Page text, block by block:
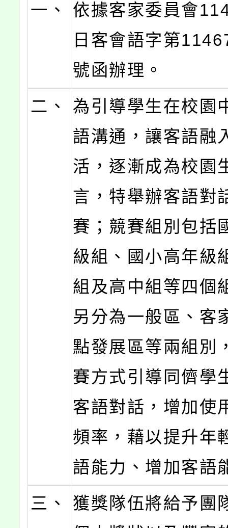
一、
依據客家委員會
日客會語字第
號函辦理。
二、
為引導學生在校園
語溝通，讓客語融
活，逐漸成為校園
言，特舉辦客語對
賽；競賽組別包括
級組、國小高年級
組及高中組等四個
另分為一般區、客
點發展區等兩組別
賽方式引導同儕學
客語對話，增加使
頻率，藉以提升年
語能力、增加客語
三、
獲獎隊伍將給予團